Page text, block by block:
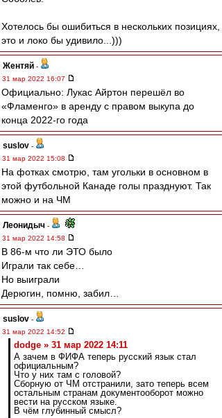
Хотелось бы ошибиться в нескольких позициях,
это и локо бы удивило...)))
Жентяй -
31 мар 2022 16:07
Официально: Лукас Айртон перешёл во
«Фламенго» в аренду с правом выкупа до
конца 2022-го года
suslov -
31 мар 2022 15:08
На фотках смотрю, там угольки в основном в
этой футбольной Канаде голы празднуют. Так
можно и на ЧМ
Леонидыч -
31 мар 2022 14:58
В 86-м что ли ЭТО было
Играли так себе…
Но выиграли
Дерюгин, помню, забил…
suslov -
31 мар 2022 14:52
dodge » 31 мар 2022 14:11
А зачем в ФИФА теперь русский язык стал
официальным?
Что у них там с головой?
Сборную от ЧМ отстранили, зато теперь всем
остальным странам документооборот можно
вести на русском языке.
В чём глубинный смысл?